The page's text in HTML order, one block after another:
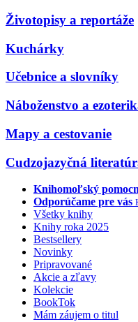
Životopisy a reportáže
Kuchárky
Učebnice a slovníky
Náboženstvo a
Mapy a cestovanie
Cudzojazyčná
Knihomoľský
Odporúčame pre vás
Všetky knihy
Knihy roka 2025
Bestsellery
Novinky
Pripravované
Akcie a zľavy
Kolekcie
BookTok
Mám záujem o titul